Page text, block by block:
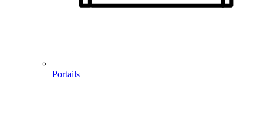
Portails